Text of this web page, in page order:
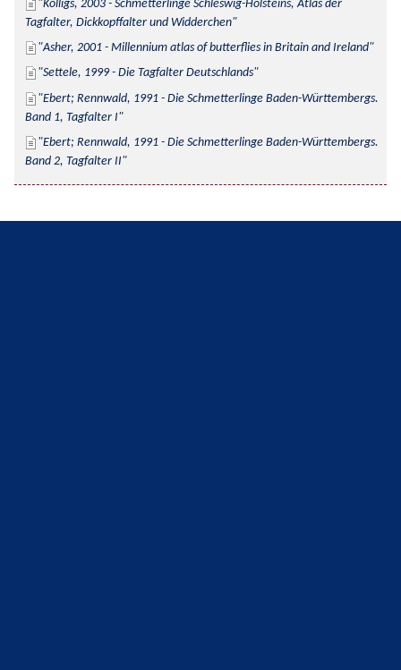
Kolligs, 2003 - Schmetterlinge Schleswig-Holsteins, Atlas der
Tagfalter, Dickkopffalter und Widderchen
Asher, 2001 - Millennium atlas of butterflies in Britain and Ireland
Settele, 1999 - Die Tagfalter Deutschlands
Ebert; Rennwald, 1991 - Die Schmetterlinge Baden-Württembergs.
Band 1, Tagfalter I
Ebert; Rennwald, 1991 - Die Schmetterlinge Baden-Württembergs.
Band 2, Tagfalter II